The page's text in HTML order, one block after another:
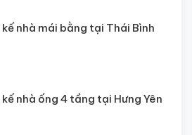
nhà mái bằng tại Thái Bình
nhà ống 4 tầng tại Hưng Yên